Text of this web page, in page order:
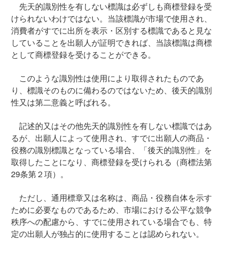
先天的識別性を有しない標識は必ずしも商標登録を受
けられないわけではない。当該標識が市場で使用され、
消費者がすでに出所を表示・区別する標識であると見な
していることを出願人が証明できれば、当該標識は商標
として商標登録を受けることができる。
このような識別性は使用により取得されたものであ
り、標識そのものに備わるのではないため、後天的識別
性又は第二意義と呼ばれる。
記述的又はその他先天的識別性を有しない標識ではあ
るが、出願人によって使用され、すでに出願人の商品・
役務の識別標識となっている場合、「後天的識別性」を
取得したことになり、商標登録を受けられる（商標法第
29条第２項）。
ただし、通用標章又は名称は、商品・役務自体を示す
ために必要なものであるため、市場における公平な競争
秩序への配慮から、すでに使用されている場合でも、特
定の出願人が独占的に使用することは認められない。